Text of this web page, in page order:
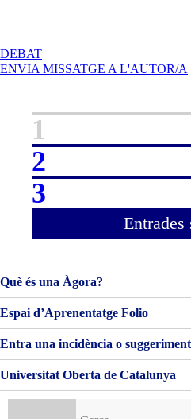
DEBATA
PROJECTE
DE
DE
LA
MOBILITAT
DE
LA
UDG
ENVIA MISSATGE A L'AUTOR/A
1
2
3
Entrades
Què és una Àgora?
Espai d’Aprenentatge Folio
Entra una incidència o suggeriment
Universitat Oberta de Catalunya